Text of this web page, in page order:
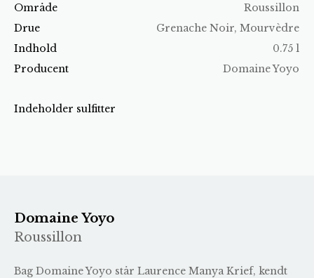
Område
Roussillon
Drue
Grenache Noir, Mourvèdre
Indhold
0.75 l
Producent
Domaine Yoyo
Indeholder sulfitter
Domaine Yoyo
Roussillon
Bag Domaine Yoyo står Laurence Manya Krief, kendt